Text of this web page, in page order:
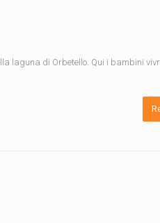
laguna di Orbetello. Qui i bambini